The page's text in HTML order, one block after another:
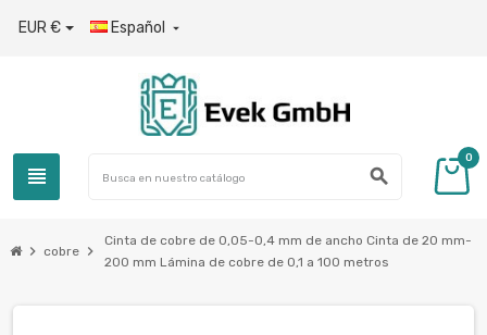
EUR € Español 
view_headline search
0
chevron_right cobre chevron_right
Cinta de cobre de 0,05-0,4 mm de ancho Cinta de 20 mm-
200 mm Lámina de cobre de 0,1 a 100 metros